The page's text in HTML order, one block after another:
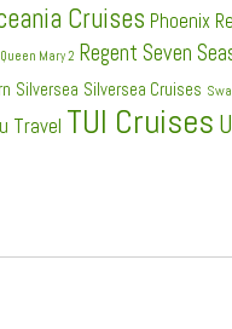
Cruises Phoenix
Queen Mary 2 Regent Seven
Silversea Silversea Cruises
Travel TUI Cruises